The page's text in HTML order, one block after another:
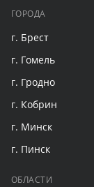
ГОРОДА
г. Брест
г. Гомель
г. Гродно
г. Кобрин
г. Минск
г. Пинск
ОБЛАСТИ